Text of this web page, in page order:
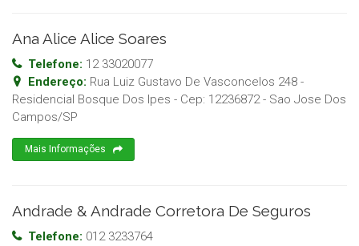
Ana Alice Alice Soares
Telefone: 12 33020077
Endereço: Rua Luiz Gustavo De Vasconcelos 248 -
Residencial Bosque Dos Ipes - Cep: 12236872- Sao Jose Dos
Campos/SP
Mais Informações
Andrade & Andrade Corretora De Seguros
Telefone: 012 3233764